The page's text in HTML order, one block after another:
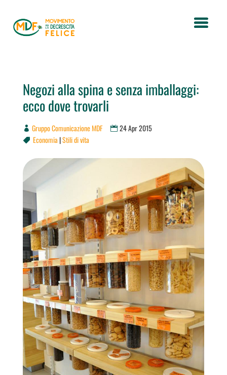
Negozi alla spina e senza imballaggi:
ecco dove trovarli
Gruppo Comunicazione MDF 24 Apr 2015
 Economia |Stili di vita